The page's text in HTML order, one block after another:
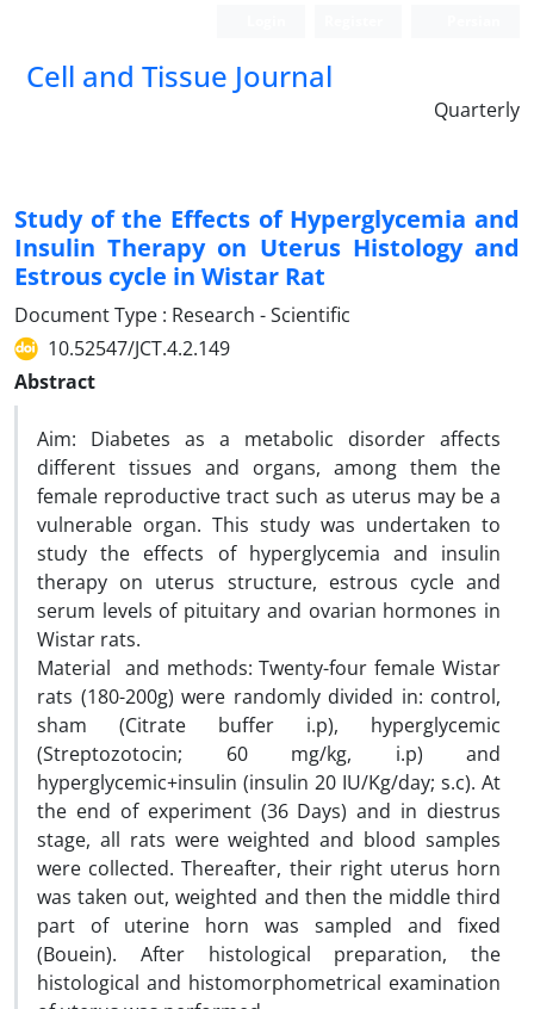
Cell and Tissue Journal
Quarterly
Study of the Effects of Hyperglycemia and
Insulin Therapy on Uterus Histology and
Estrous cycle in Wistar Rat
Document Type : Research - Scientific
10.52547/JCT.4.2.149
Abstract
Aim: Diabetes as a metabolic disorder affects
different tissues and organs, among them the
female reproductive tract such as uterus may be a
vulnerable organ. This study was undertaken to
study the effects of hyperglycemia and insulin
therapy on uterus structure, estrous cycle and
serum levels of pituitary and ovarian hormones in
Wistar rats.
Material and methods: Twenty-four female Wistar
rats (180-200g) were randomly divided in: control,
sham (Citrate buffer i.p), hyperglycemic
(Streptozotocin; 60 mg/kg, i.p) and
hyperglycemic+insulin (insulin 20 IU/Kg/day; s.c). At
the end of experiment (36 Days) and in diestrus
stage, all rats were weighted and blood samples
were collected. Thereafter, their right uterus horn
was taken out, weighted and then the middle third
part of uterine horn was sampled and fixed
(Bouein). After histological preparation, the
histological and histomorphometrical examination